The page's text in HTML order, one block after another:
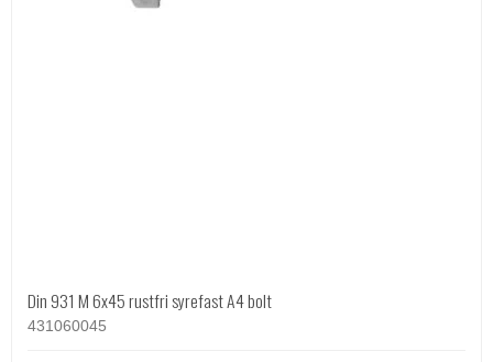
Din 931 M 6x45 rustfri syrefast A4 bolt
431060045